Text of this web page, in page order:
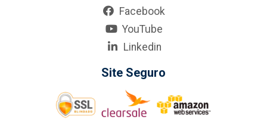
Facebook
YouTube
Linkedin
Site Seguro